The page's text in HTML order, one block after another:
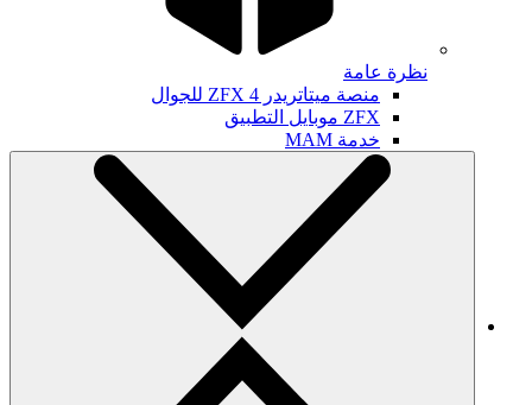
نظرة عامة
منصة ميتاتريدر ZFX 4 للجوال
ZFX موبايل التطبيق
خدمة MAM